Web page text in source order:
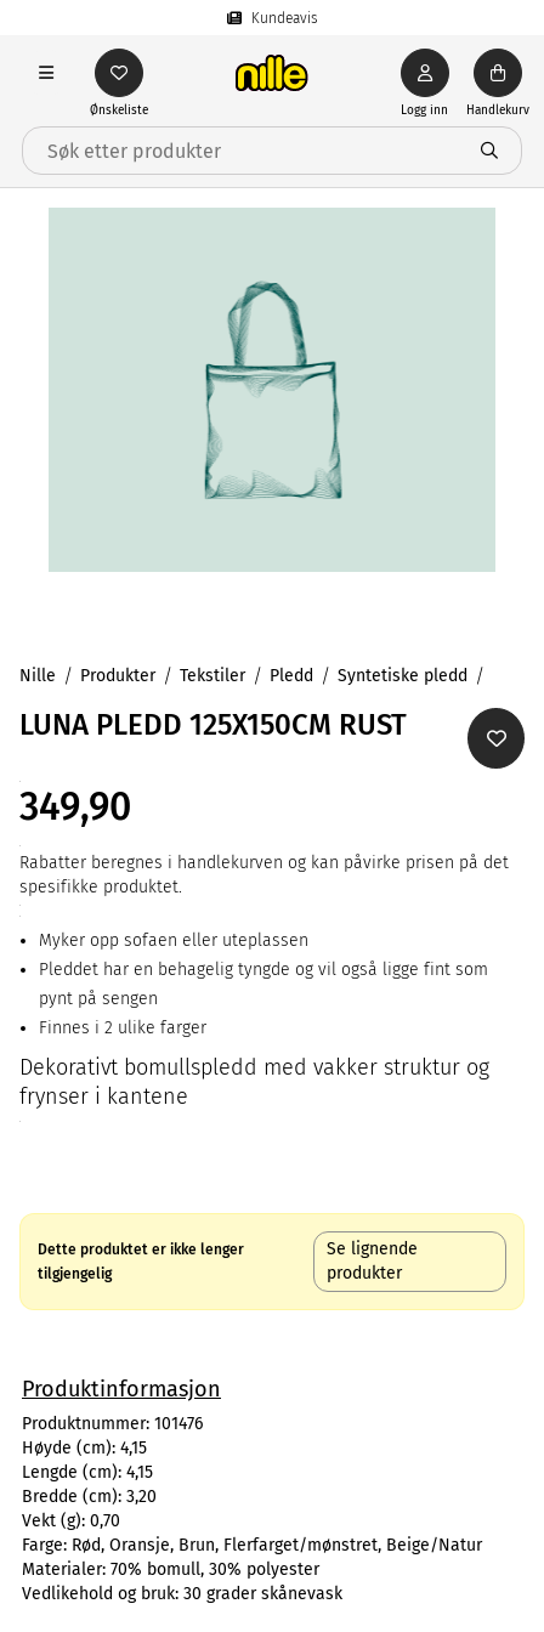
Kundeavis
Ønskeliste Logg inn Handlekurv
Nille Produkter Tekstiler Pledd Syntetiske pledd
LUNA PLEDD 125X150CM RUST
349,90
Rabatter beregnes i handlekurven og kan påvirke prisen på det
spesifikke produktet.
Myker opp sofaen eller uteplassen
Pleddet har en behagelig tyngde og vil også ligge fint som
pynt på sengen
Finnes i 2 ulike farger
Dekorativt bomullspledd med vakker struktur og
frynser i kantene
Dette produktet er ikke lenger
tilgjengelig
Se lignende
produkter
Produktinformasjon
Produktnummer: 101476
Høyde (cm): 4,15
Lengde (cm): 4,15
Bredde (cm): 3,20
Vekt (g): 0,70
Farge: Rød, Oransje, Brun, Flerfarget/mønstret, Beige/Natur
Materialer: 70% bomull, 30% polyester
Vedlikehold og bruk: 30 grader skånevask